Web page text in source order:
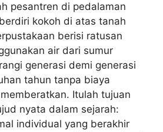
pesantren di pedalaman
kokoh di atas tanah
berisi ratusan
air dari sumur
generasi demi generasi
tahun tanpa biaya
Itulah tujuan
nyata dalam sejarah:
individual yang berakhir